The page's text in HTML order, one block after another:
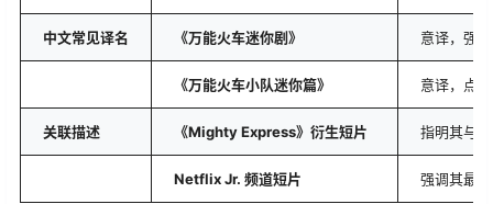
中文常见译名 《万能火车迷你剧》 意译，强
《万能火车小队迷你篇》 意译，点
关联描述 《Mighty Express》衍生短片 指明其与
Netflix Jr. 频道短片 强调其最